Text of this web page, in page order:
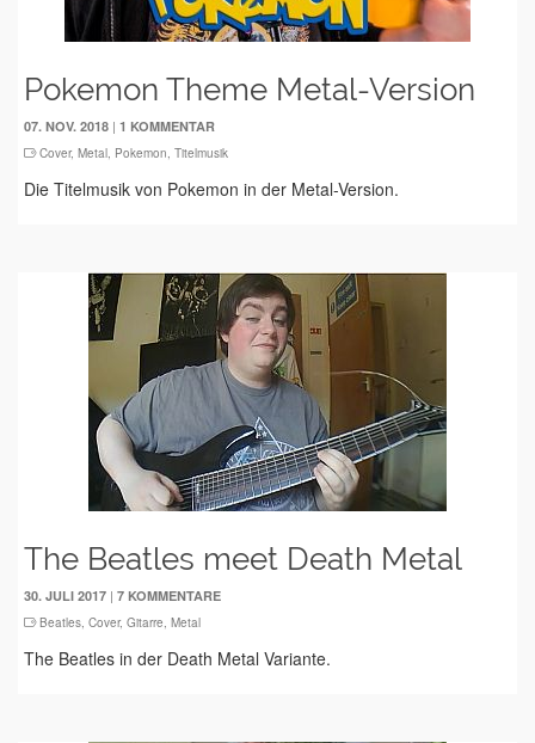
Pokemon Theme Metal-Version
07. NOV. 2018 | 1 KOMMENTAR
Cover, Metal, Pokemon, Titelmusik
Die Titelmusik von Pokemon in der Metal-Version.
The Beatles meet Death Metal
30. JULI 2017 | 7 KOMMENTARE
Beatles, Cover, Gitarre, Metal
The Beatles in der Death Metal Variante.